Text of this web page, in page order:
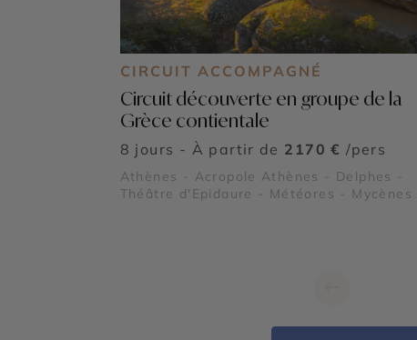
CIRCUIT ACCOMPAGNÉ
Circuit découverte en groupe de la
Grèce contientale
8 jours - À partir de 2170 € /pers
Athènes - Acropole Athènes - Delphes -
Théâtre d'Epidaure - Météores - Mycènes -